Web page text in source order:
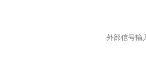
外部信号输